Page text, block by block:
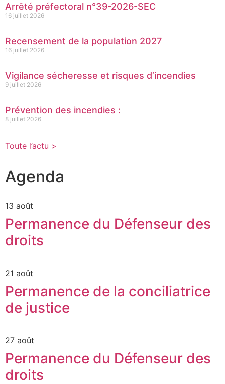
Arrêté préfectoral n°39-2026-SEC
16 juillet 2026
Recensement de la population 2027
16 juillet 2026
Vigilance sécheresse et risques d’incendies
9 juillet 2026
Prévention des incendies :
8 juillet 2026
Toute l’actu >
Agenda
13 août
Permanence du Défenseur des
droits
21 août
Permanence de la conciliatrice
de justice
27 août
Permanence du Défenseur des
droits